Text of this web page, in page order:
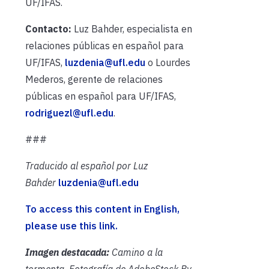
Contacto: Luz Bahder, especialista en
relaciones públicas en español para
UF/IFAS, luzdenia@ufl.edu o Lourdes
Mederos, gerente de relaciones
públicas en español para UF/IFAS,
rodriguezl@ufl.edu.
###
Traducido al español por Luz
Bahder luzdenia@ufl.edu
To access this content in English,
please use this link.
Imagen destacada: Camino a la